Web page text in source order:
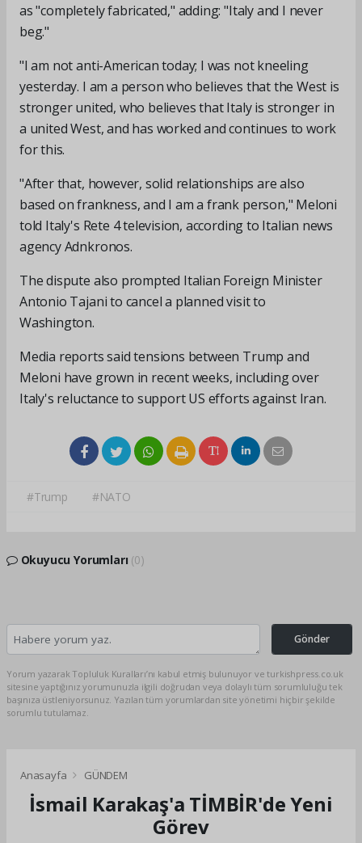
as "completely fabricated," adding: "Italy and I never
beg."
"I am not anti-American today; I was not kneeling
yesterday. I am a person who believes that the West is
stronger united, who believes that Italy is stronger in
a united West, and has worked and continues to work
for this.
"After that, however, solid relationships are also
based on frankness, and I am a frank person," Meloni
told Italy's Rete 4 television, according to Italian news
agency Adnkronos.
The dispute also prompted Italian Foreign Minister
Antonio Tajani to cancel a planned visit to
Washington.
Media reports said tensions between Trump and
Meloni have grown in recent weeks, including over
Italy's reluctance to support US efforts against Iran.
#Trump #NATO
Okuyucu Yorumları (0)
Gönder
Yorum yazarak Topluluk Kuralları’nı kabul etmiş bulunuyor ve turkishpress.co.uk
sitesine yaptığınız yorumunuzla ilgili doğrudan veya dolaylı tüm sorumluluğu tek
başınıza üstleniyorsunuz. Yazılan tüm yorumlardan site yönetimi hiçbir şekilde
sorumlu tutulamaz.
Anasayfa GÜNDEM
İsmail Karakaş'a TİMBİR'de Yeni
Görev